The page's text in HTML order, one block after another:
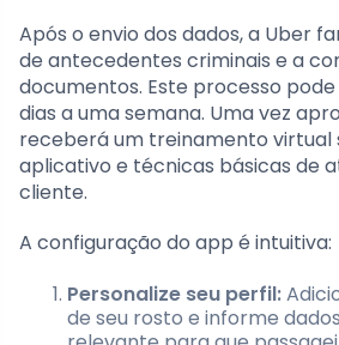
Após o envio dos dados, a Uber
de antecedentes criminais e a
documentos. Este processo
dias a uma semana. Uma vez
receberá um treinamento virtual
aplicativo e técnicas básicas de
cliente.
A configuração do app é intuitiva:
Personalize seu perfil:
de seu rosto e informe